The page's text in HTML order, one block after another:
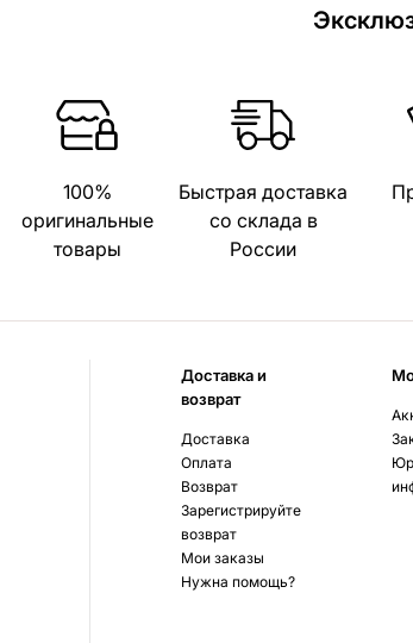
100%
оригинальные
товары
Быстрая доставка
со склада в
России
Доставка и
возврат
Доставка
Оплата
Возврат
Зарегистрируйте
возврат
Мои заказы
Нужна помощь?